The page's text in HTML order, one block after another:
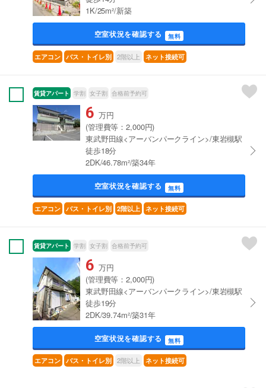
1K/25m²/新築
空室状況を確認する 無料
エアコン バス・トイレ別 2階以上 ネット接続可
賃貸アパート 学割 女子割 合格前予約可
6 万円
(管理費等：2,000円)
東武野田線<アーバンパークライン>/東岩槻駅
徒歩18分
2DK/46.78m²/築34年
空室状況を確認する 無料
エアコン バス・トイレ別 2階以上 ネット接続可
賃貸アパート 学割 女子割 合格前予約可
6 万円
(管理費等：2,000円)
東武野田線<アーバンパークライン>/東岩槻駅
徒歩19分
2DK/39.74m²/築31年
空室状況を確認する 無料
エアコン バス・トイレ別 2階以上 ネット接続可